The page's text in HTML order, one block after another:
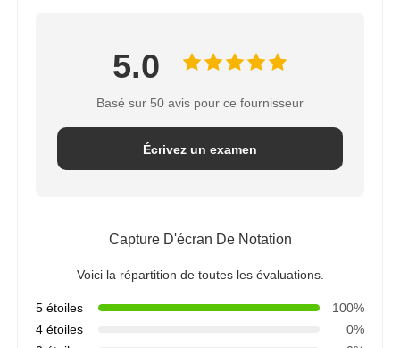
5.0
Basé sur 50 avis pour ce fournisseur
Écrivez un examen
Capture D'écran De Notation
Voici la répartition de toutes les évaluations.
5 étoiles
100%
4 étoiles
0%